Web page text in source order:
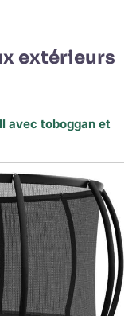
extérieurs
avec toboggan et